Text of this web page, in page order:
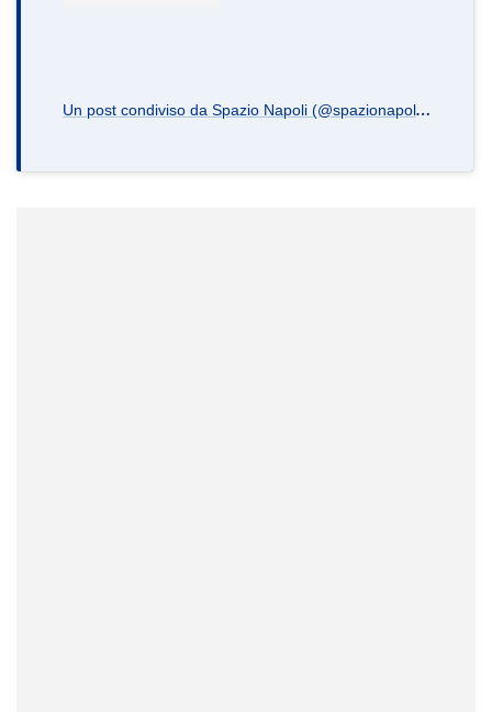
U
n post condiviso da Spazio Napoli (@spazionapoli.it)